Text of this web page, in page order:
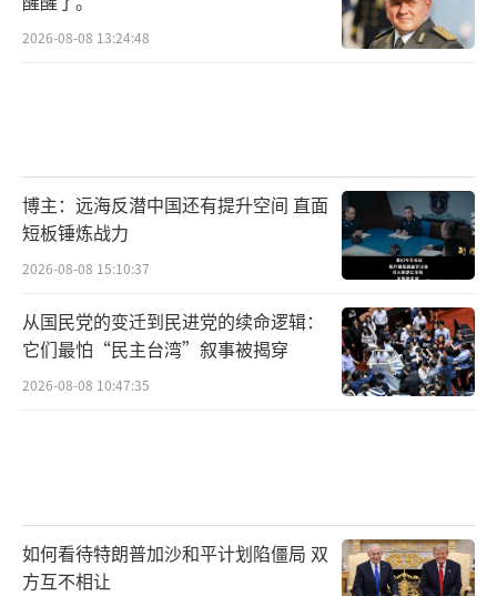
2026-08-08 13:24:48
博主：远海反潜中国还有提升空间 直面
短板锤炼战力
2026-08-08 15:10:37
从国民党的变迁到民进党的续命逻辑：
它们最怕“民主台湾”叙事被揭穿
2026-08-08 10:47:35
如何看待特朗普加沙和平计划陷僵局 双
方互不相让